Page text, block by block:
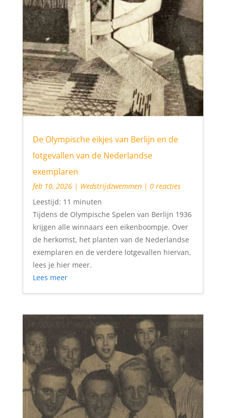
De Olympische eikjes van Berlijn en de
lotgevallen van de Nederlandse
exemplaren
feb 10, 2026| Wedstrijdzwemmen| 0 reacties
Leestijd: 11 minuten
Tijdens de Olympische Spelen van Berlijn 1936
krijgen alle winnaars een eikenboompje. Over
de herkomst, het planten van de Nederlandse
exemplaren en de verdere lotgevallen hiervan,
lees je hier meer.
Lees meer